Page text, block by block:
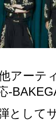
アーテ
-
として